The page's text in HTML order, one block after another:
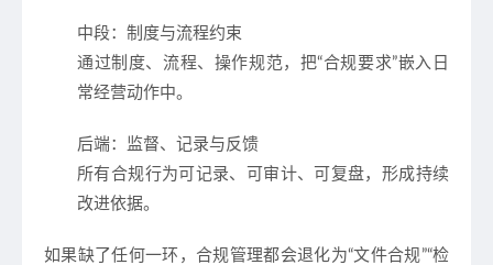
中段：制度与流程约束
通过制度、流程、操作规范，把“合规要求”嵌入日
常经营动作中。
后端：监督、记录与反馈
所有合规行为可记录、可审计、可复盘，形成持续
改进依据。
如果缺了任何一环，合规管理都会退化为“文件合规”“检